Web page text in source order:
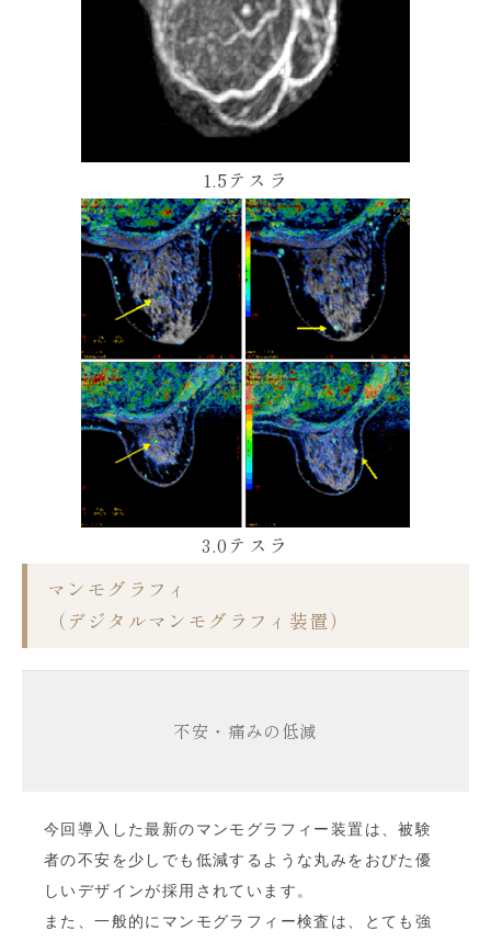
1.5テスラ
3.0テスラ
マンモグラフィ
（デジタルマンモグラフィ装置）
不安・痛みの低減
今回導入した最新のマンモグラフィー装置は、被験
者の不安を少しでも低減するような丸みをおびた優
しいデザインが採用されています。
また、一般的にマンモグラフィー検査は、とても強